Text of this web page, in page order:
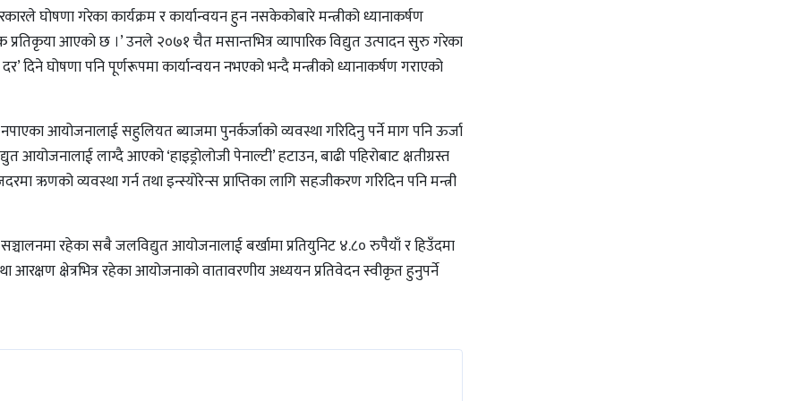
घोषणा गरेका कार्यक्रम र कार्यान्वयन हुन नसकेकोबारे मन्त्रीको ध्यानाकर्षण
प्रतिकृया आएको छ ।’ उनले २०७१ चैत मसान्तभित्र व्यापारिक विद्युत उत्पादन सुरु गरेका
दिने घोषणा पनि पूर्णरूपमा कार्यान्वयन नभएको भन्दै मन्त्रीको ध्यानाकर्षण गराएको
आयोजनालाई सहुलियत ब्याजमा पुनर्कर्जाको व्यवस्था गरिदिनु पर्ने माग पनि ऊर्जा
लाग्दै आएको ‘हाइड्रोलोजी पेनाल्टी’ हटाउन, बाढी पहिरोबाट क्षतीग्रस्त
ऋणको व्यवस्था गर्न तथा इन्स्योरेन्स प्राप्तिका लागि सहजीकरण गरिदिन पनि मन्त्री
रहेका सबै जलविद्युत आयोजनालाई बर्खामा प्रतियुनिट ४.८० रुपैयाँ र हिउँदमा
आरक्षण क्षेत्रभित्र रहेका आयोजनाको वातावरणीय अध्ययन प्रतिवेदन स्वीकृत हुनुपर्ने